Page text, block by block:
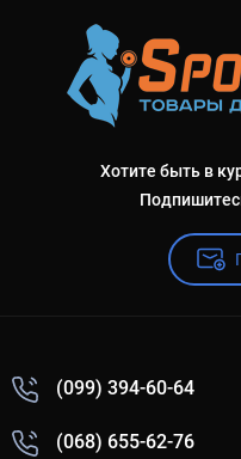
Хотите быть в
(099) 394-60-64
(068) 655-62-76